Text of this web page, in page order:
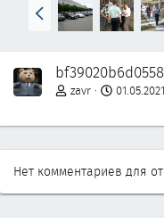
Н
а
а
д
zavr 01.05.2021
Нет комментариев для